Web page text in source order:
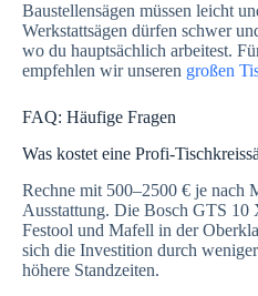
Baustellensägen müssen leicht
Werkstattsägen dürfen schwer
wo du hauptsächlich arbeitest.
empfehlen wir unseren großen
FAQ: Häufige Fragen
Was kostet eine Profi-
Rechne mit 500–2500 € je nach
Ausstattung. Die Bosch GTS
Festool und Mafell in der
sich die Investition durch
höhere Standzeiten.